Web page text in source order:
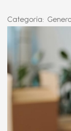
Categoría: